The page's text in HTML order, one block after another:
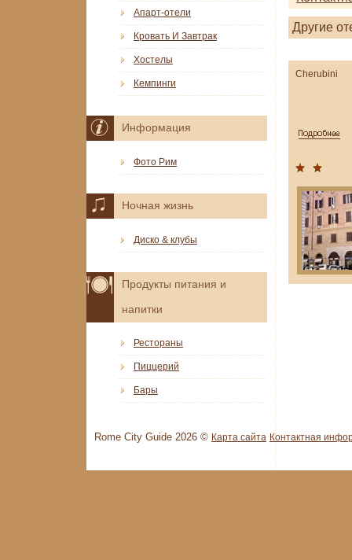
Другие
Cherubini
Апарт-отели
Кровать И Завтрак
Хостелы
Кемпинги
Информация
Фото Рим
Ночная жизнь
Диско & клубы
Продукты питания и
напитки
Рестораны
Пиццерий
Бары
Rome City Guide 2026 © Карта сайта Контактная